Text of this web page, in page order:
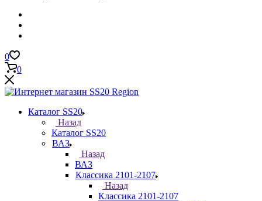
0
0
Каталог SS20
Назад
Каталог SS20
ВАЗ
Назад
ВАЗ
Классика 2101-2107
Назад
Классика 2101-2107